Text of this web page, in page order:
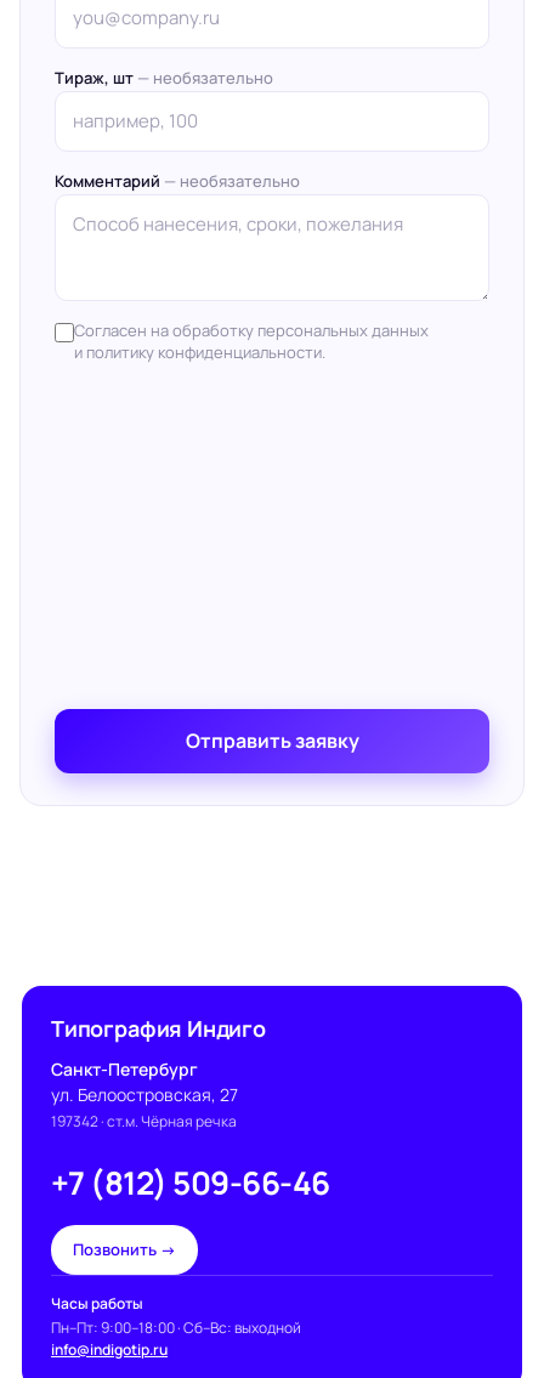
Тираж, шт — необязательно
Комментарий — необязательно
Согласен на обработку персональных данных
и политику конфиденциальности.
Отправить заявку
Типография Индиго
Санкт-Петербург
ул. Белоостровская, 27
197342· ст.м. Чёрная речка
+7 (812) 509-66-46
Позвонить →
Часы работы
Пн–Пт: 9:00–18:00 · Сб–Вс: выходной
info@indigotip.ru